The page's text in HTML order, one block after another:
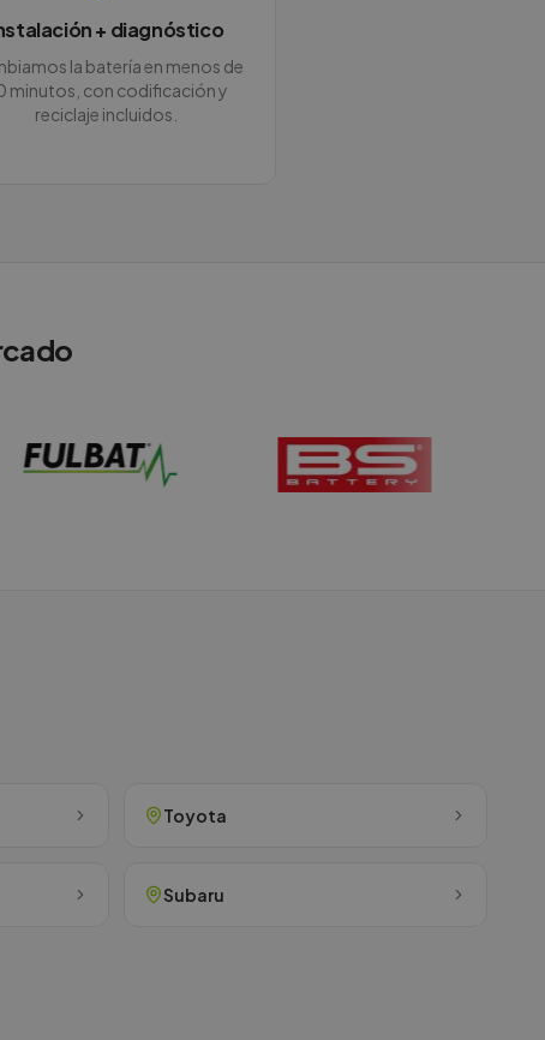
+ diagnóstico
la batería en menos de
minutos, con codificación y
reciclaje incluidos.
Toyota
Subaru